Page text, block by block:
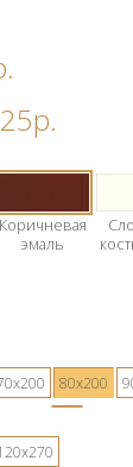
Коричневая
эмаль
80х200